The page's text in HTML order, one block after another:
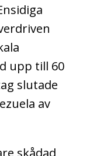
upp till 60
slutade
av